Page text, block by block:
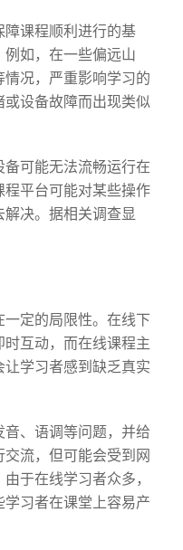
课程顺利进行的基
如，在一些偏远山
况，严重影响学习的
设备故障而出现类似
可能无法流畅运行在
平台可能对某些操作
决。据相关调查显
定的局限性。在线下
互动，而在线课程主
学习者感到缺乏真实
、语调等问题，并给
流，但可能会受到网
于在线学习者众多，
习者在课堂上容易产